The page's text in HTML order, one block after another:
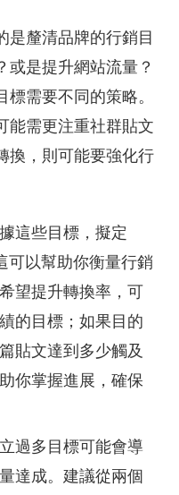
是釐清品牌的行銷目
或是提升網站流量？
需要不同的策略。
能需更注重社群貼文
換，則可能要強化行
這些目標，擬定
可以幫助你衡量行銷
望提升轉換率，可
的目標；如果目的
貼文達到多少觸及
你掌握進展，確保
過多目標可能會導
達成。建議從兩個